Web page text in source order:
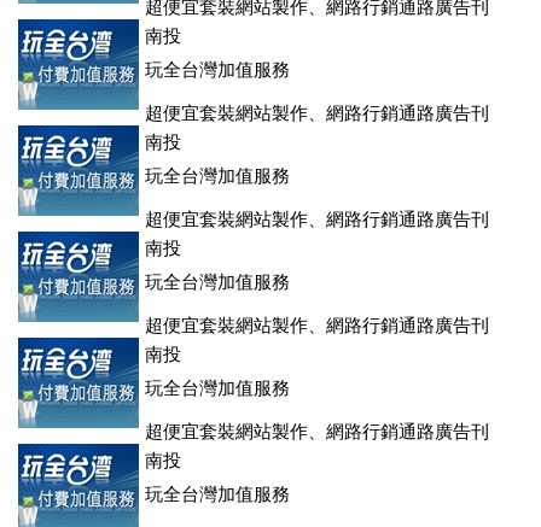
超便宜套裝網站製作、網路行銷通路廣告刊
登、訂房系統、客房委託旅行社銷售，全面優惠中....
南投
玩全台灣加值服務
超便宜套裝網站製作、網路行銷通路廣告刊
登、訂房系統、客房委託旅行社銷售，全面優惠中....
南投
玩全台灣加值服務
超便宜套裝網站製作、網路行銷通路廣告刊
登、訂房系統、客房委託旅行社銷售，全面優惠中....
南投
玩全台灣加值服務
超便宜套裝網站製作、網路行銷通路廣告刊
登、訂房系統、客房委託旅行社銷售，全面優惠中....
南投
玩全台灣加值服務
超便宜套裝網站製作、網路行銷通路廣告刊
登、訂房系統、客房委託旅行社銷售，全面優惠中....
南投
玩全台灣加值服務